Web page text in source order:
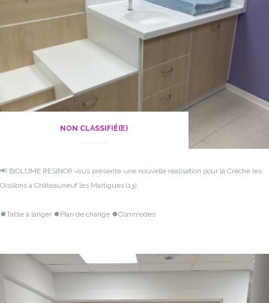
NON CLASSIFIÉ(E)
📢 BIOLUME RESINOR vous présente une nouvelle réalisation pour la Crèche les
Oisillons à Châteauneuf les Martigues (13).
⏺Table à langer ⏺Plan de change ⏺Commodes